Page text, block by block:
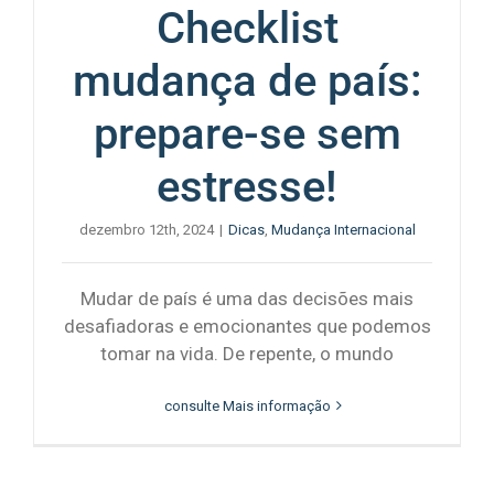
Checklist
mudança de país:
prepare-se sem
estresse!
dezembro 12th, 2024 | Dicas, Mudança Internacional
Mudar de país é uma das decisões mais
desafiadoras e emocionantes que podemos
tomar na vida. De repente, o mundo
consulte Mais informação